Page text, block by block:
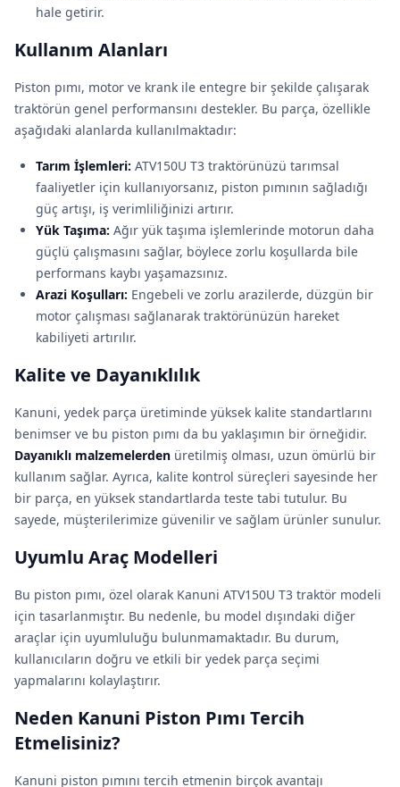
hale getirir.
Kullanım Alanları
Piston pımı, motor ve krank ile entegre bir şekilde çalışarak
traktörün genel performansını destekler. Bu parça, özellikle
aşağıdaki alanlarda kullanılmaktadır:
Tarım İşlemleri: ATV150U T3 traktörünüzü tarımsal
faaliyetler için kullanıyorsanız, piston pımının sağladığı
güç artışı, iş verimliliğinizi artırır.
Yük Taşıma: Ağır yük taşıma işlemlerinde motorun daha
güçlü çalışmasını sağlar, böylece zorlu koşullarda bile
performans kaybı yaşamazsınız.
Arazi Koşulları: Engebeli ve zorlu arazilerde, düzgün bir
motor çalışması sağlanarak traktörünüzün hareket
kabiliyeti artırılır.
Kalite ve Dayanıklılık
Kanuni, yedek parça üretiminde yüksek kalite standartlarını
benimser ve bu piston pımı da bu yaklaşımın bir örneğidir.
Dayanıklı malzemelerden üretilmiş olması, uzun ömürlü bir
kullanım sağlar. Ayrıca, kalite kontrol süreçleri sayesinde her
bir parça, en yüksek standartlarda teste tabi tutulur. Bu
sayede, müşterilerimize güvenilir ve sağlam ürünler sunulur.
Uyumlu Araç Modelleri
Bu piston pımı, özel olarak Kanuni ATV150U T3 traktör modeli
için tasarlanmıştır. Bu nedenle, bu model dışındaki diğer
araçlar için uyumluluğu bulunmamaktadır. Bu durum,
kullanıcıların doğru ve etkili bir yedek parça seçimi
yapmalarını kolaylaştırır.
Neden Kanuni Piston Pımı Tercih
Etmelisiniz?
Kanuni piston pımını tercih etmenin birçok avantajı